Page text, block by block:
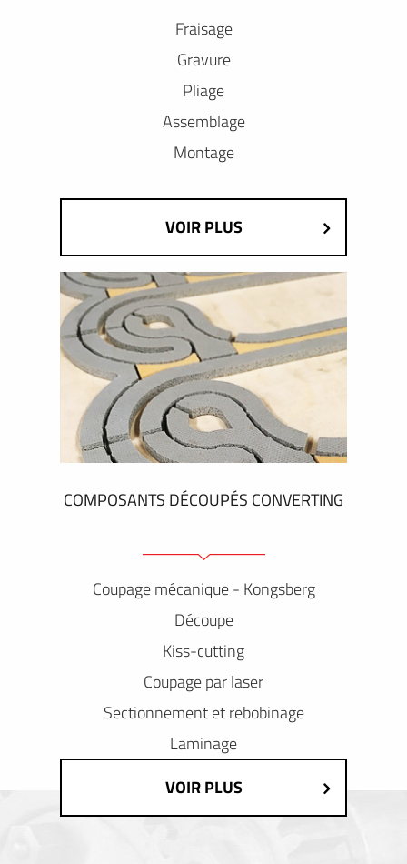
Fraisage
Gravure
Pliage
Assemblage
Montage
VOIR PLUS
COMPOSANTS DÉCOUPÉS CONVERTING
Coupage mécanique - Kongsberg
Découpe
Kiss-cutting
Coupage par laser
Sectionnement et rebobinage
Laminage
VOIR PLUS